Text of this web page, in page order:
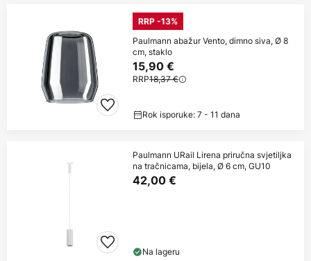
RRP -13%
Paulmann abažur Vento, dimno siva, Ø 8
cm, staklo
15,90 €
RRP18,37 €
Rok isporuke: 7 - 11 dana
Paulmann URail Lirena priručna svjetiljka
na tračnicama, bijela, Ø 6 cm, GU10
42,00 €
Na lageru